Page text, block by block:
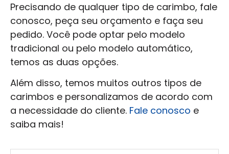
Precisando de qualquer tipo de carimbo, fale
conosco, peça seu orçamento e faça seu
pedido. Você pode optar pelo modelo
tradicional ou pelo modelo automático,
temos as duas opções.
Além disso, temos muitos outros tipos de
carimbos e personalizamos de acordo com
a necessidade do cliente. Fale conosco e
saiba mais!